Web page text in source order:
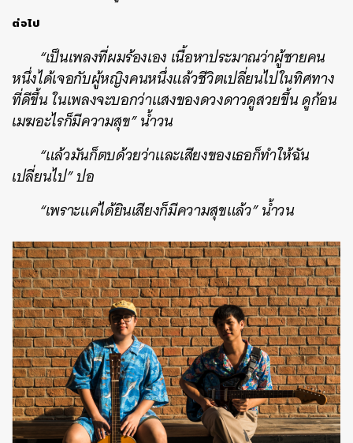
ต่อไป
“เป็นเพลงที่ผมร้องเอง เนื้อหาประมาณว่าผู้ชายคน
หนึ่งได้เจอกับผู้หญิงคนหนึ่งแล้วชีวิตเปลี่ยนไปในทิศทาง
ที่ดีขึ้น ในเพลงจะบอกว่าแสงของดวงดาวดูสวยขึ้น ดูก้อน
เมฆอะไรก็มีความสุข” น้ำวน
“แล้วมันก็ตบด้วยว่าและเสียงของเธอก็ทำให้ฉัน
เปลี่ยนไป” ปอ
“เพราะแค่ได้ยินเสียงก็มีความสุขแล้ว” น้ำวน